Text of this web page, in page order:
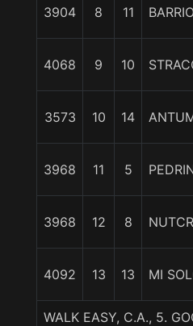
3904 8 11
4068 9 10
3573 10 14
3968 11 5
3968 12 8
4092 13 13 MI
WALK EASY, C.A., 5.